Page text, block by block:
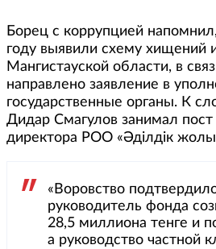
Борец с коррупцией
году выявили схему
Мангистауской области, в
направлено заявление в
государственные органы. К
Дидар Смагулов занимал пост
директора РОО «Әділдік
«Воровство
руководитель фонда
28,5 миллиона тенге и
а руководство частной